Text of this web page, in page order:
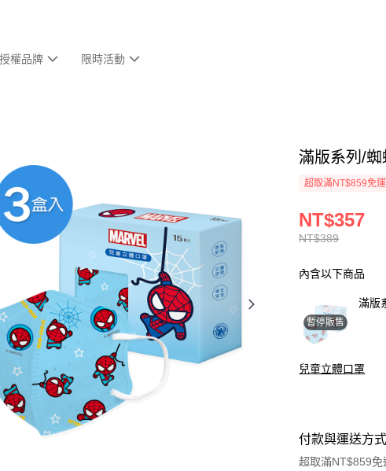
權品牌 限時活動
滿版系列/
超取滿NT$859免運
NT$389
NT$357
內含以下商品
暫停販售
滿版
兒童立體口罩
付款與運送方式
超取滿NT$859免